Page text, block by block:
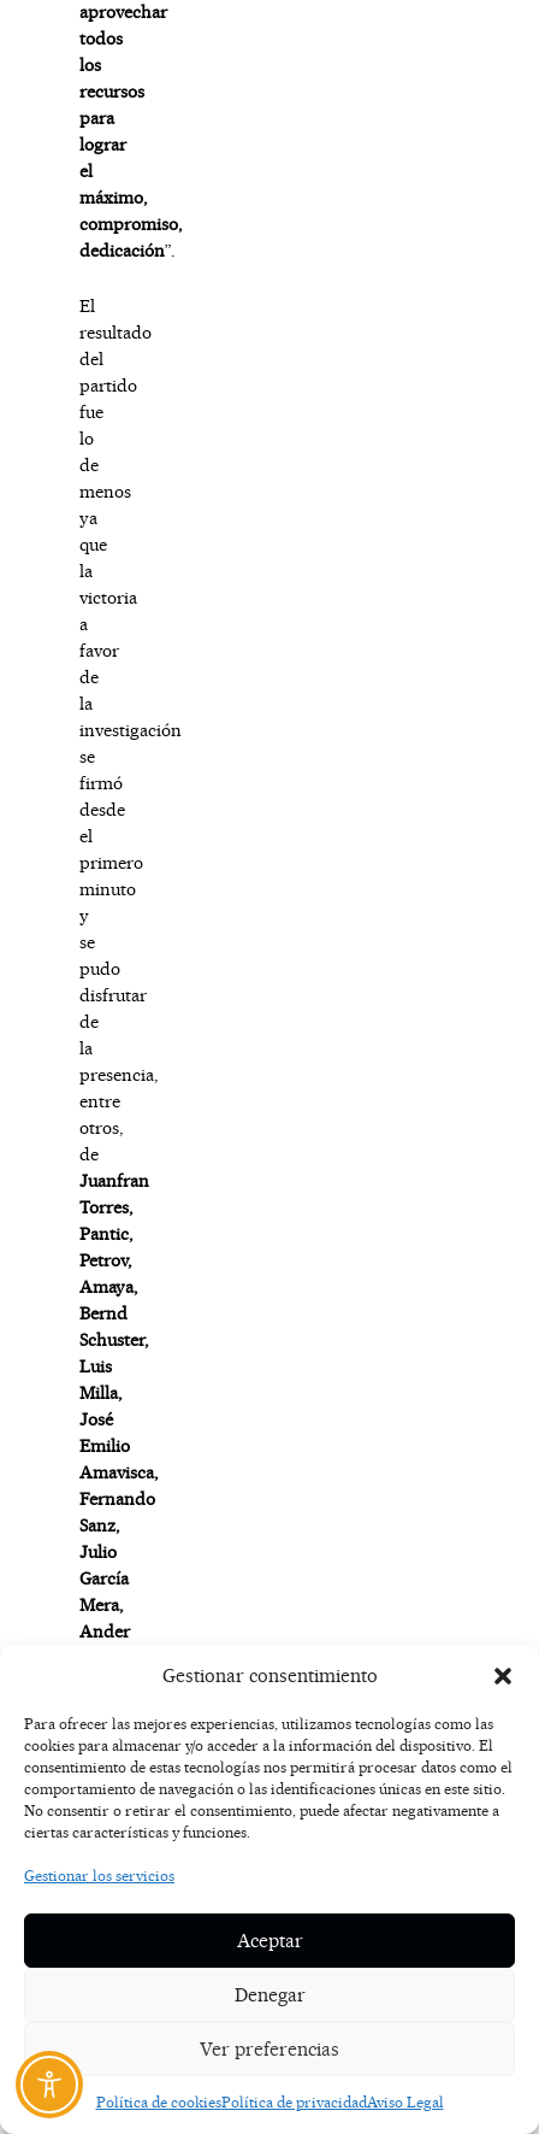
Gestionar consentimiento
Para ofrecer las mejores experiencias, utilizamos tecnologías como las
cookies para almacenar y/o acceder a la información del dispositivo. El
consentimiento de estas tecnologías nos permitirá procesar datos como el
comportamiento de navegación o las identificaciones únicas en este sitio.
No consentir o retirar el consentimiento, puede afectar negativamente a
ciertas características y funciones.
Gestionar los servicios
Aceptar
Denegar
Ver preferencias
Política de cookiesPolítica de privacidadAviso Legal
aprovechar
todos
los
recursos
para
lograr
el
máximo,
compromiso,
dedicación”.
El
resultado
del
partido
fue
lo
de
menos
ya
que
la
victoria
a
favor
de
la
investigación
se
firmó
desde
el
primero
minuto
y
se
pudo
disfrutar
de
la
presencia,
entre
otros,
de
Juanfran
Torres,
Pantic,
Petrov,
Amaya,
Bernd
Schuster,
Luis
Milla,
José
Emilio
Amavisca,
Fernando
Sanz,
Julio
García
Mera,
Ander
Juancho
Hernangómez,
José
Javier
Hombrados,
Javier
Ballesta,
Óscar